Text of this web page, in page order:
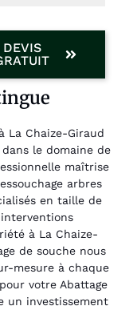
DEVIS
La Chaize-Giraud
le domaine de
maîtrise
arbres
en taille de
à La Chaize-
de souche nous
mesure à chaque
votre Abattage
un investissement